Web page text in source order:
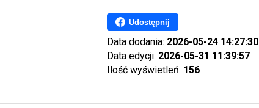
Udostępnij
Data dodania: 2026-05-24 14:27:30
Data edycji: 2026-05-31 11:39:57
Ilość wyświetleń: 156